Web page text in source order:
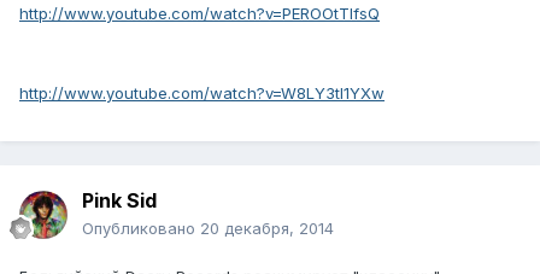
http://www.youtube.com/watch?v=PEROOtTIfsQ
http://www.youtube.com/watch?v=W8LY3tI1YXw
Pink Sid
Опубликовано 20 декабря, 2014